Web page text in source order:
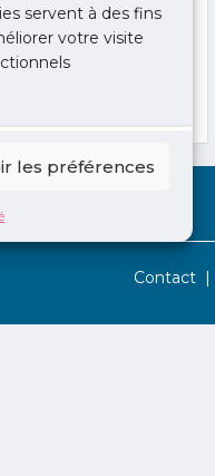
servent à des fins
votre visite
les préférences
Contact